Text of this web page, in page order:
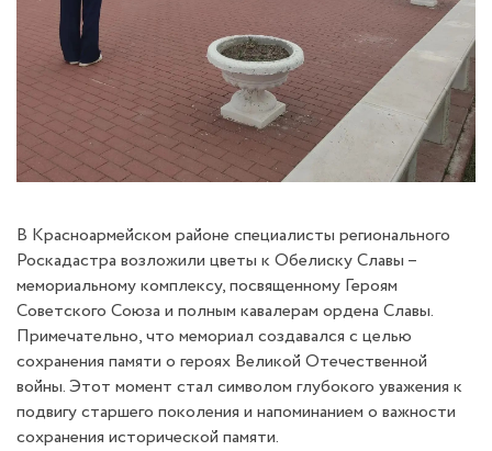
В Красноармейском районе специалисты регионального
Роскадастра возложили цветы к Обелиску Славы –
мемориальному комплексу, посвященному Героям
Советского Союза и полным кавалерам ордена Славы.
Примечательно, что мемориал создавался с целью
сохранения памяти о героях Великой Отечественной
войны. Этот момент стал символом глубокого уважения к
подвигу старшего поколения и напоминанием о важности
сохранения исторической памяти.